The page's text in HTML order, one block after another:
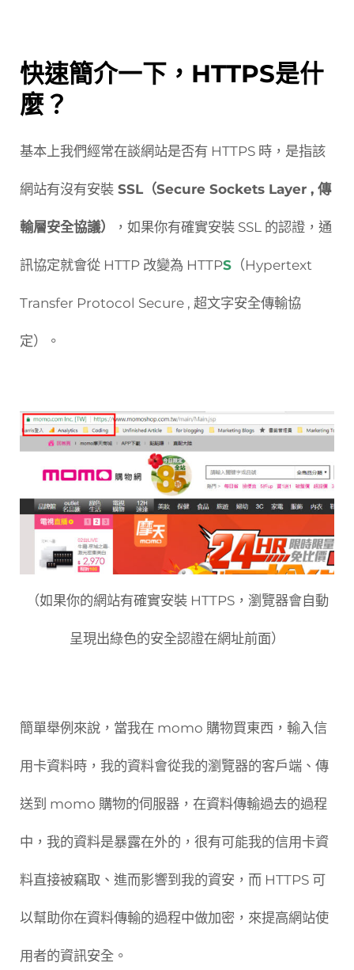
快速簡介一下，HTTPS是什
麼？
基本上我們經常在談網站是否有 HTTPS 時，是指該
網站有沒有安裝 SSL（Secure Sockets Layer , 傳
輸層安全協議） ，如果你有確實安裝 SSL 的認證，通
訊協定就會從 HTTP 改變為 HTTPS （Hypertext
Transfer Protocol Secure , 超文字安全傳輸協
定）。
（如果你的網站有確實安裝 HTTPS，瀏覽器會自動
呈現出綠色的安全認證在網址前面）
簡單舉例來說，當我在 momo 購物買東西，輸入信
用卡資料時，我的資料會從我的瀏覽器的客戶端、傳
送到 momo 購物的伺服器，在資料傳輸過去的過程
中，我的資料是暴露在外的，很有可能我的信用卡資
料直接被竊取、進而影響到我的資安，而 HTTPS 可
以幫助你在資料傳輸的過程中做加密，來提高網站使
用者的資訊安全。